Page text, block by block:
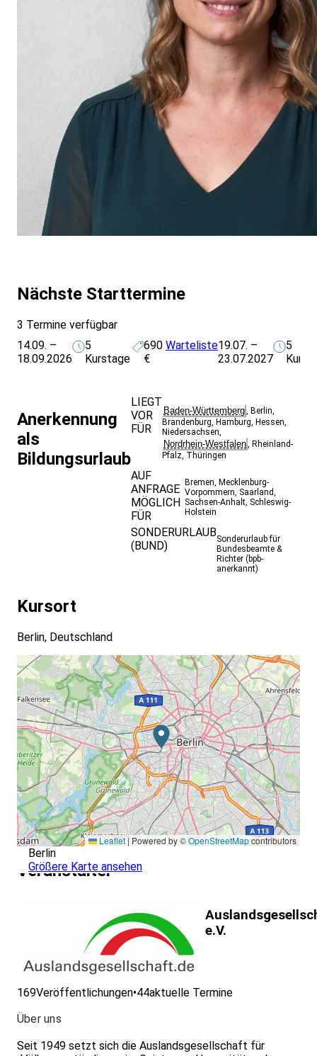
Nächste Starttermine
3 Termine verfügbar
14.09. –
18.09.2026
5
Kurstage
690
€
Warteliste19.07. –
23.07.2027
5
Anerkennung
als
Bildungsurlaub
LIEGT
VOR
FÜR
Baden-Württemberg, Berlin,
Brandenburg, Hamburg, Hessen,
Niedersachsen,
Nordrhein-Westfalen, Rheinland-
Pfalz, Thüringen
AUF
ANFRAGE
MÖGLICH
FÜR
Bremen, Mecklenburg-
Vorpommern, Saarland,
Sachsen-Anhalt, Schleswig-
Holstein
SONDERURLAUB
(BUND)
Sonderurlaub für
Bundesbeamte &
Richter (bpb-
anerkannt)
Kursort
Berlin, Deutschland
Leaflet| Powered by ©OpenStreetMapcontributors
Berlin
Größere Karte ansehen
Veranstalter
e.V.
169Veröffentlichungen•44aktuelle Termine
Über uns
Seit 1949 setzt sich die Auslandsgesellschaft für